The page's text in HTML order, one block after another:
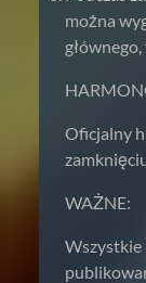
można
Oficjalny
WAŻNE:
Wszystkie